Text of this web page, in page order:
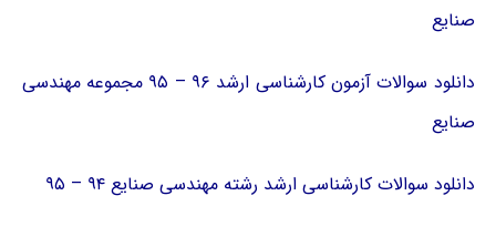
صنایع
دانلود سوالات آزمون کارشناسی ارشد ۹۶ – ۹۵ مجموعه مهندسی
صنایع
دانلود سوالات کارشناسی ارشد رشته مهندسی صنایع ۹۴ – ۹۵